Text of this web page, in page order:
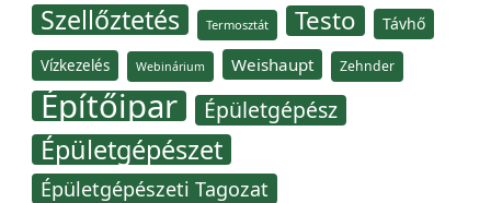
Szellőztetés Termosztát Testo Távhő
Vízkezelés Webinárium Weishaupt Zehnder
Építőipar Épületgépész
Épületgépészet
Épületgépészeti Tagozat